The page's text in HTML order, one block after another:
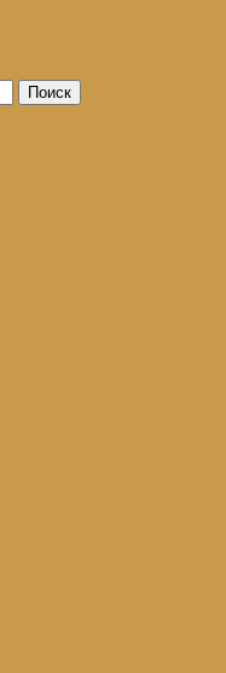
Поиск